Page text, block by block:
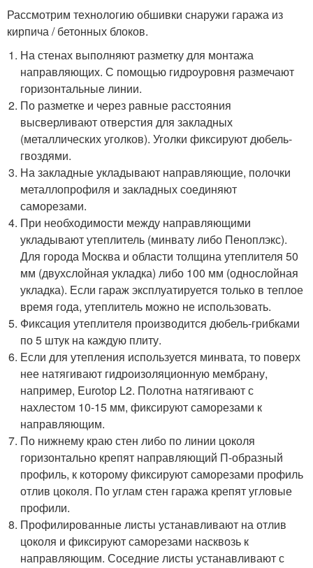
Рассмотрим технологию обшивки снаружи гаража из
кирпича / бетонных блоков.
На стенах выполняют разметку для монтажа
направляющих. С помощью гидроуровня размечают
горизонтальные линии.
По разметке и через равные расстояния
высверливают отверстия для закладных
(металлических уголков). Уголки фиксируют дюбель-
гвоздями.
На закладные укладывают направляющие, полочки
металлопрофиля и закладных соединяют
саморезами.
При необходимости между направляющими
укладывают утеплитель (минвату либо Пеноплэкс).
Для города Москва и области толщина утеплителя 50
мм (двухслойная укладка) либо 100 мм (однослойная
укладка). Если гараж эксплуатируется только в теплое
время года, утеплитель можно не использовать.
Фиксация утеплителя производится дюбель-грибками
по 5 штук на каждую плиту.
Если для утепления используется минвата, то поверх
нее натягивают гидроизоляционную мембрану,
например, Eurotop L2. Полотна натягивают с
нахлестом 10-15 мм, фиксируют саморезами к
направляющим.
По нижнему краю стен либо по линии цоколя
горизонтально крепят направляющий П-образный
профиль, к которому фиксируют саморезами профиль
отлив цоколя. По углам стен гаража крепят угловые
профили.
Профилированные листы устанавливают на отлив
цоколя и фиксируют саморезами насквозь к
направляющим. Соседние листы устанавливают с